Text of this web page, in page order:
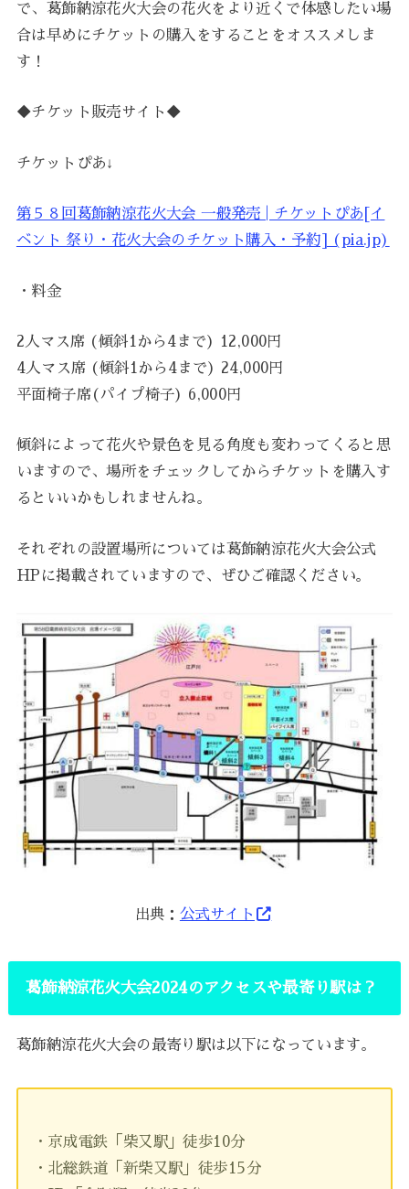
で、葛飾納涼花火大会の花火をより近くで体感したい場
合は早めにチケットの購入をすることをオススメしま
す！
◆チケット販売サイト◆
チケットぴあ↓
第５８回葛飾納涼花火大会 一般発売 | チケットぴあ[イ
ベント 祭り・花火大会のチケット購入・予約] (pia.jp)
・料金
2人マス席 (傾斜1から4まで) 12,000円
4人マス席 (傾斜1から4まで) 24,000円
平面椅子席(パイプ椅子) 6,000円
傾斜によって花火や景色を見る角度も変わってくると思
いますので、場所をチェックしてからチケットを購入す
るといいかもしれませんね。
それぞれの設置場所については葛飾納涼花火大会公式
HPに掲載されていますので、ぜひご確認ください。
出典： 公式サイト
葛飾納涼花火大会2024のアクセスや最寄り駅は？
葛飾納涼花火大会の最寄り駅は以下になっています。
・京成電鉄「柴又駅」徒歩10分
・北総鉄道「新柴又駅」徒歩15分